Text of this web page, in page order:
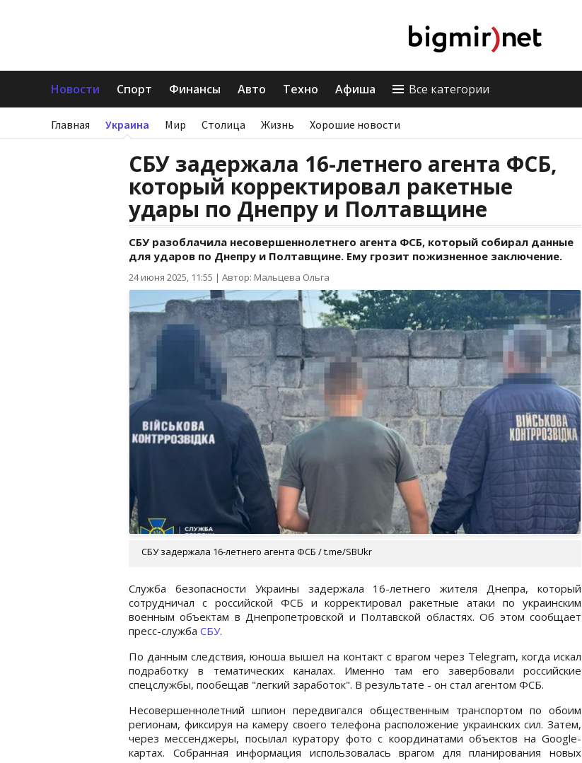
Новости Спорт Финансы Авто Техно Афиша Все категории
Главная Украина Мир Столица Жизнь Хорошие новости
СБУ задержала 16-летнего агента ФСБ,
который корректировал ракетные
удары по Днепру и Полтавщине
СБУ разоблачила несовершеннолетнего агента ФСБ, который собирал данные
для ударов по Днепру и Полтавщине. Ему грозит пожизненное заключение.
24 июня 2025, 11:55 | Автор: Мальцева Ольга
СБУ задержала 16-летнего агента ФСБ / t.me/SBUkr
Служба безопасности Украины задержала 16-летнего жителя Днепра, который
сотрудничал с российской ФСБ и корректировал ракетные атаки по украинским
военным объектам в Днепропетровской и Полтавской областях. Об этом сообщает
пресс-служба СБУ.
По данным следствия, юноша вышел на контакт с врагом через Telegram, когда искал
подработку в тематических каналах. Именно там его завербовали российские
спецслужбы, пообещав "легкий заработок". В результате - он стал агентом ФСБ.
Несовершеннолетний шпион передвигался общественным транспортом по обоим
регионам, фиксируя на камеру своего телефона расположение украинских сил. Затем,
через мессенджеры, посылал куратору фото с координатами объектов на Google-
картах. Собранная информация использовалась врагом для планирования новых